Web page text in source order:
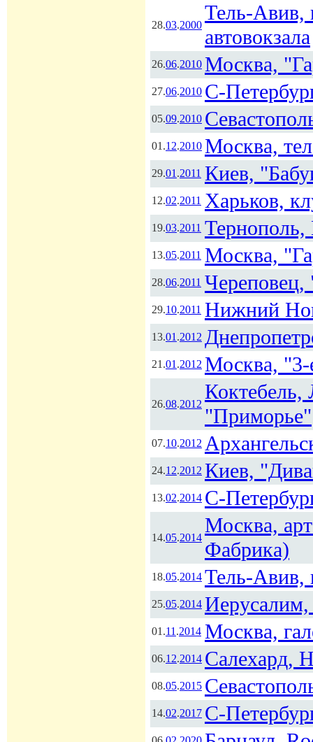
28.03.2000
Тель-Авив,
автовокзала
26.06.2010 Москва,
27.06.2010 С-
05.09.2010
01.12.2010 Москва,
29.01.2011 Киев,
12.02.2011 Харьков,
19.03.2011 Тернополь,
13.05.2011 Москва,
28.06.2011 Череповец,
29.10.2011 Нижний
13.01.2012
21.01.2012 Москва, "3-
26.08.2012
Коктебель,
"Приморье"
07.10.2012
24.12.2012 Киев,
13.02.2014 С-
14.05.2014
Москва,
Фабрика)
18.05.2014 Тель-Авив,
25.05.2014 Иерусалим,
01.11.2014 Москва,
06.12.2014 Салехард,
08.05.2015
14.02.2017 С-